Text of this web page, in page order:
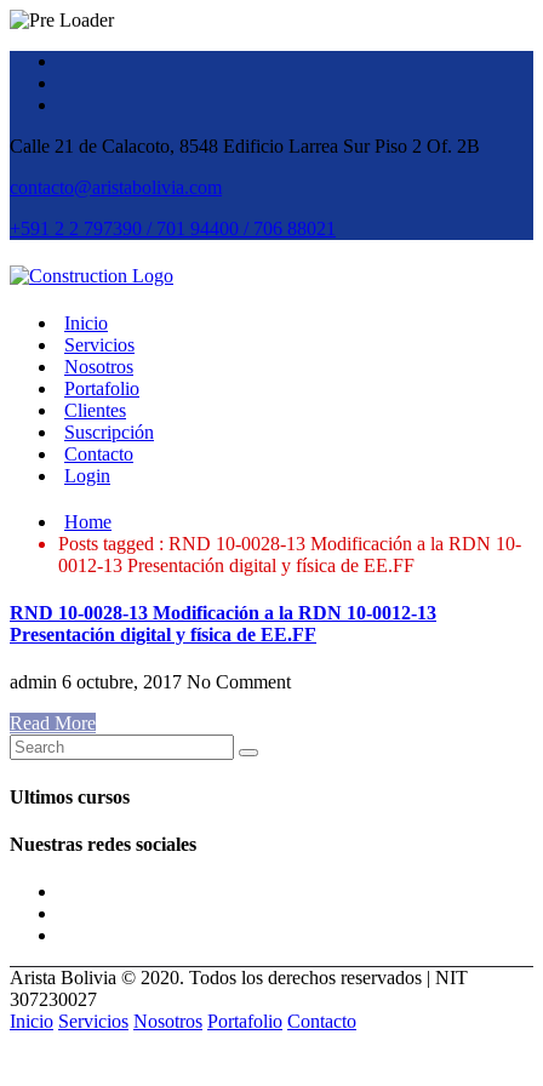
Calle 21 de Calacoto, 8548 Edificio Larrea Sur Piso 2 Of. 2B
contacto@aristabolivia.com
+591 2 2 797390 / 701 94400 / 706 88021
Inicio
Servicios
Nosotros
Portafolio
Clientes
Suscripción
Contacto
Login
Home
Posts tagged : RND 10-0028-13 Modificación a la RDN 10-
0012-13 Presentación digital y física de EE.FF
RND 10-0028-13 Modificación a la RDN 10-0012-13
Presentación digital y física de EE.FF
admin 6 octubre, 2017 No Comment
Read More
Ultimos cursos
Nuestras redes sociales
Arista Bolivia © 2020. Todos los derechos reservados | NIT
307230027
Inicio Servicios Nosotros Portafolio Contacto